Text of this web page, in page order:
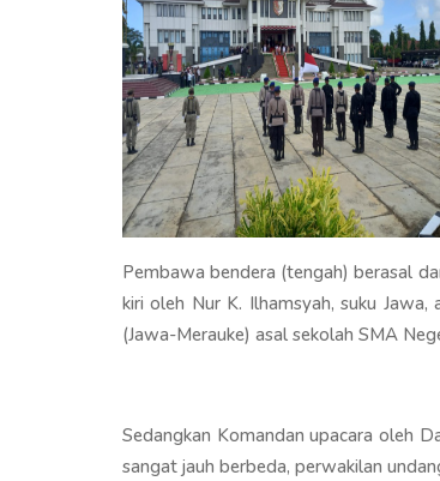
Pembawa bendera (tengah) berasal
kiri oleh Nur K. Ilhamsyah, suku
(Jawa-Merauke) asal sekolah SMA
Sedangkan Komandan upacara oleh
sangat jauh berbeda, perwakilan